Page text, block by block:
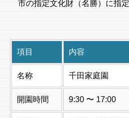
市の指定文化財（名勝）に指
項目 内容
名称 千田家庭園
開園時間 9:30 〜 17:00